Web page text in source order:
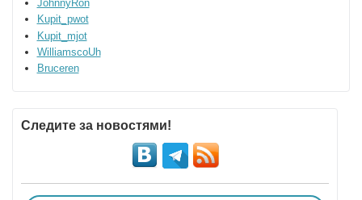
JohnnyRon
Kupit_pwot
Kupit_mjot
WilliamscoUh
Bruceren
Следите за новостями!